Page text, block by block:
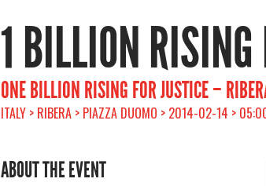
1 BILLION RISING
ONE BILLION RISING FOR JUSTICE –
ITALY > RIBERA > PIAZZA DUOMO > 2014-02-14 >
ABOUT THE EVENT